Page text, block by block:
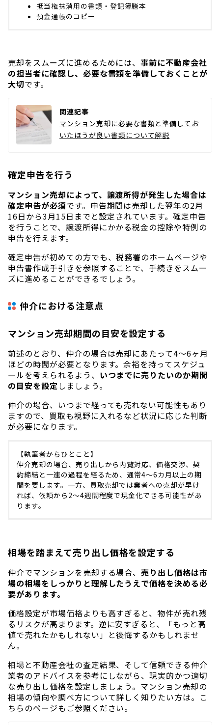
抵当権抹消用の書類・登記簿謄本
預金通帳のコピー
売却をスムーズに進めるためには、事前に不動産会社
の担当者に確認し、必要な書類を準備しておくことが
大切です。
関連記事
マンション売却に必要な書類と準備してお
いたほうが良い書類について解説
確定申告を行う
マンション売却によって、譲渡所得が発生した場合は
確定申告が必須です。申告期間は売却した翌年の2月
16日から3月15日までと設定されています。確定申告
を行うことで、譲渡所得にかかる税金の控除や特例の
申告を行えます。
確定申告が初めての方でも、税務署のホームページや
申告書作成手引きを参照することで、手続きをスムー
ズに進めることができるでしょう。
仲介における注意点
マンション売却期間の目安を設定する
前述のとおり、仲介の場合は売却にあたって4〜6ヶ月
ほどの時間が必要となります。余裕を持ってスケジュ
ールを考えられるよう、 いつまでに売りたいのか期間
の目安を設定しましょう。
仲介の場合、いつまで経っても売れない可能性もあり
ますので、買取も視野に入れるなど状況に応じた判断
が必要になります。
【執筆者からひとこと】
仲介売却の場合、売り出しから内覧対応、価格交渉、契
約締結と一連の過程を経るため、通常4〜6カ月以上の期
間を要します。一方、買取売却では業者への売却が早け
れば、依頼から2〜4週間程度で現金化できる可能性があ
ります。
相場を踏まえて売り出し価格を設定する
仲介でマンションを売却する場合、売り出し価格は市
場の相場をしっかりと理解したうえで価格を決める必
要があります。
価格設定が市場価格よりも高すぎると、物件が売れ残
るリスクが高まります。逆に安すぎると、「もっと高
値で売れたかもしれない」と後悔するかもしれませ
ん。
相場と不動産会社の査定結果、そして信頼できる仲介
業者のアドバイスを参考にしながら、現実的かつ適切
な売り出し価格を設定しましょう。マンション売却の
相場の傾向や調べ方について詳しく知りたい方は。こ
ちらのページもご参照ください。